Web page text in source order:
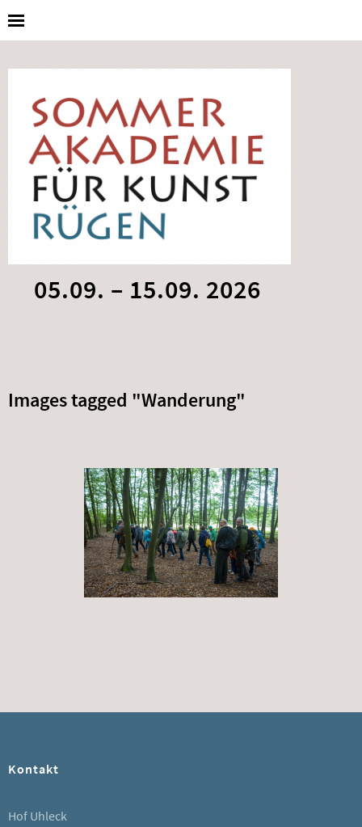
05.09. – 15.09. 2026
Images tagged "Wanderung"
Kontakt
Hof Uhleck